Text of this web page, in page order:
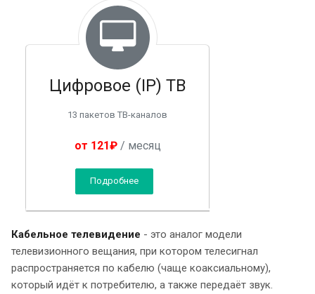
Цифровое (IP) ТВ
13 пакетов ТВ-каналов
от 121₽/ месяц
Подробнее
Кабельное телевидение - это аналог модели
телевизионного вещания, при котором телесигнал
распространяется по кабелю (чаще коаксиальному),
который идёт к потребителю, а также передаёт звук.